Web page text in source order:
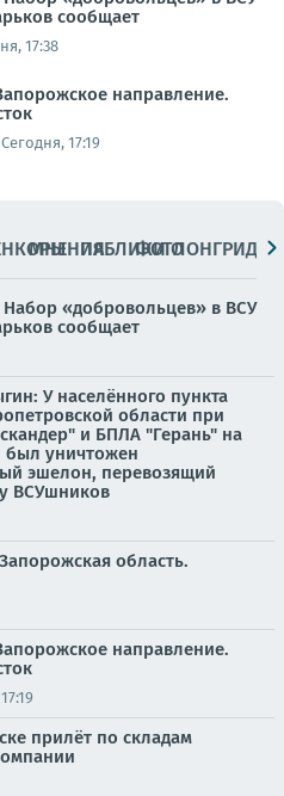
сообщает
17:38
направление.
Сегодня, 17:19
МНЕНИЯПАБЛИКИ
ФОТОЛОНГРИДЫ
Набор «добровольцев» в ВСУ
сообщает
У населённого пункта
области при
и БПЛА "Герань" на
был уничтожен
эшелон, перевозящий
ВСУшников
область.
направление.
17:19
прилёт по складам